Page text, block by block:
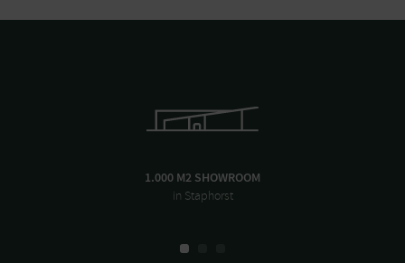
1.000 M2 SHOWROOM
in Staphorst